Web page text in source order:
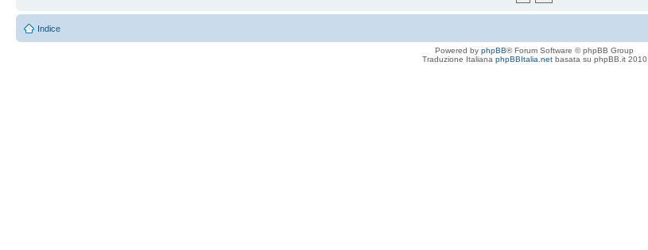
Indice
Powered by phpBB® Forum Software © phpBB Group
Traduzione Italiana phpBBItalia.netbasata su phpBB.it 2010